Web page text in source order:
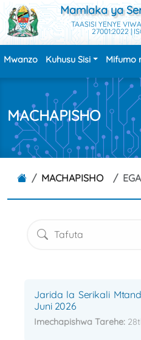
Mamlaka ya
TAASISI YENYE
27001:2022 |
Mwanzo Kuhusu Sisi Mifumo
MACHAPISHO
MACHAPISHO
Jarida la Serikali
Juni 2026
Imechapishwa Tarehe: